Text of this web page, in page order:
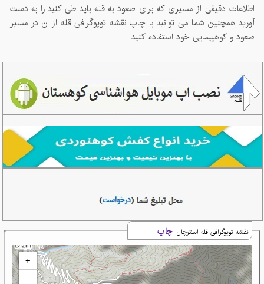
اطلاعات دقیقی از مسیری که برای صعود به قله باید طی کنید را به دست
آورید همچنین شما می توانید با چاپ نقشه توپوگرافی قله از ان در مسیر
صعود و کوهپیمایی خود استفاده کنید
نقشه توپوگرافی قله استرچال چاپ
+
−